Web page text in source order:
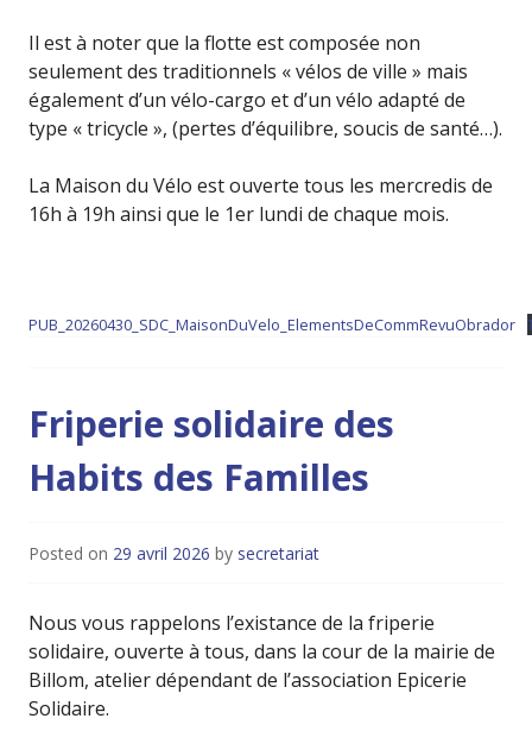
Il est à noter que la flotte est composée non
seulement des traditionnels « vélos de ville » mais
également d’un vélo-cargo et d’un vélo adapté de
type « tricycle », (pertes d’équilibre, soucis de santé…).
La Maison du Vélo est ouverte tous les mercredis de
16h à 19h ainsi que le 1er lundi de chaque mois.
PUB_20260430_SDC_MaisonDuVelo_ElementsDeCommRevuObrador
Friperie solidaire des
Habits des Familles
Posted on 29 avril 2026 by secretariat
Nous vous rappelons l’existance de la friperie
solidaire, ouverte à tous, dans la cour de la mairie de
Billom, atelier dépendant de l’association Epicerie
Solidaire.